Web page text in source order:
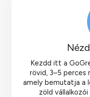
Kezdd itt a
rövid, 3–5 perces
amely bemutatja a
zöld